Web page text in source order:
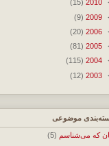
2010
(15)
2009
(9)
2006
(20)
2005
(81)
2004
(115)
2003
(12)
موضوعی
که می‌شناسم (5)